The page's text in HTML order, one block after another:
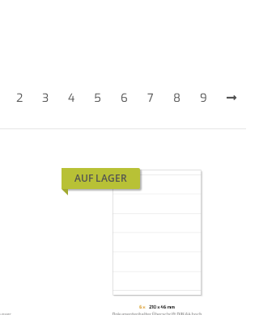
2 3 4 5 6 7 8 9
AUF LAGER